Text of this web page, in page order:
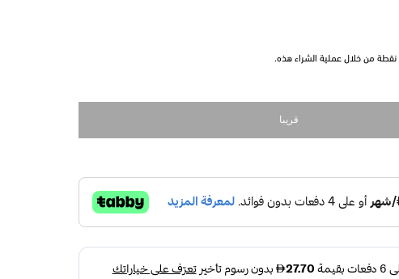
نقطة من خلال عملية الشراء هذه.
قريبا